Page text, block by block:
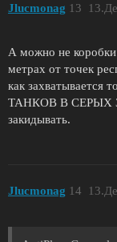
Jlucmonag 13
А можно не коробки
метрах от точек
как
ТАНКОВ В СЕРЫХ
закидывать.
Jlucmonag 14